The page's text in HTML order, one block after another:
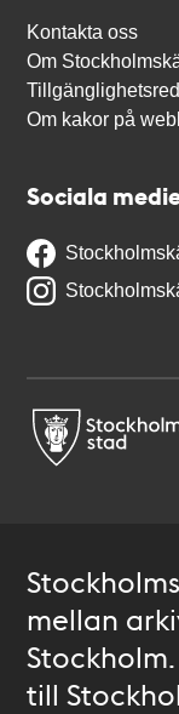
Kontakta oss
Om
Om kakor på
Sociala
mellan
till